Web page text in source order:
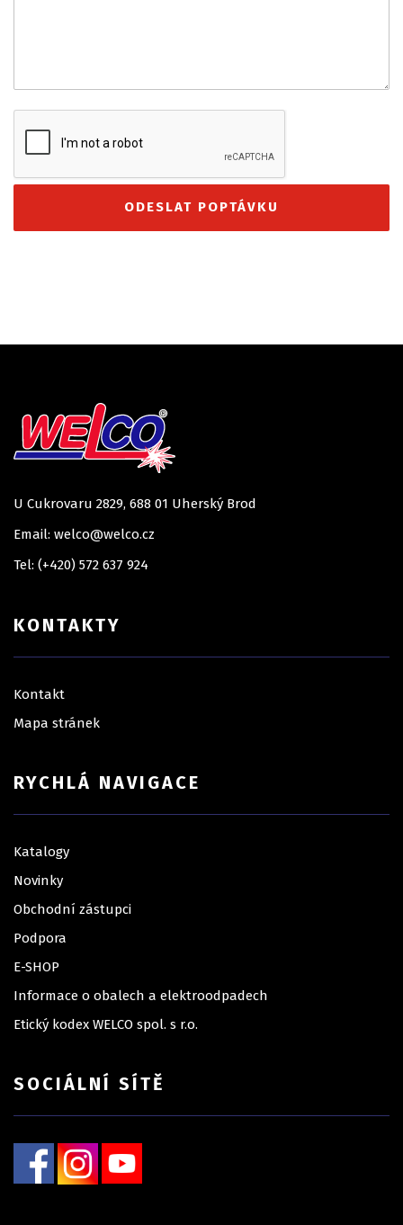
U Cukrovaru 2829, 688 01 Uherský Brod
Email: welco@welco.cz
Tel: (+420) 572 637 924
KONTAKTY
Kontakt
Mapa stránek
RYCHLÁ NAVIGACE
Katalogy
Novinky
Obchodní zástupci
Podpora
E-SHOP
Informace o obalech a elektroodpadech
Etický kodex WELCO spol. s r.o.
SOCIÁLNÍ SÍTĚ